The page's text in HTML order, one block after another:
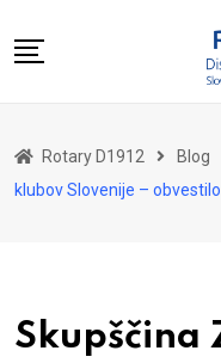
to
O nas
Kontakt
Rotary D1912 Blog
klubov Slovenije –
Skupščina